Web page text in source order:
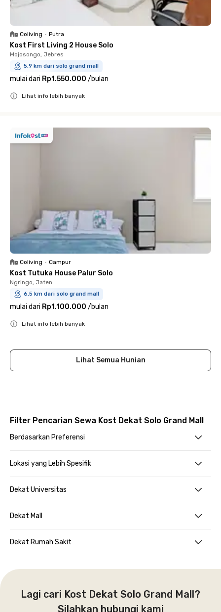
Coliving • Putra
Kost First Living 2 House Solo
Mojosongo, Jebres
5.9 km dari solo grand mall
mulai dari Rp1.550.000 /bulan
Lihat info lebih banyak
Coliving • Campur
Kost Tutuka House Palur Solo
Ngringo, Jaten
6.5 km dari solo grand mall
mulai dari Rp1.100.000 /bulan
Lihat info lebih banyak
Lihat Semua Hunian
Filter Pencarian Sewa Kost Dekat Solo Grand Mall
Berdasarkan Preferensi
Lokasi yang Lebih Spesifik
Dekat Universitas
Dekat Mall
Dekat Rumah Sakit
Lagi cari Kost Dekat Solo Grand Mall?
Silahkan hubungi kami